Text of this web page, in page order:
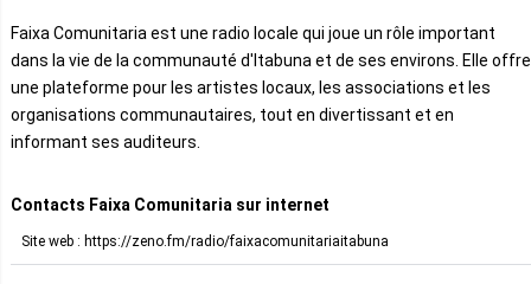
Faixa Comunitaria est une radio locale qui joue un rôle important
dans la vie de la communauté d'Itabuna et de ses environs. Elle offre
une plateforme pour les artistes locaux, les associations et les
organisations communautaires, tout en divertissant et en
informant ses auditeurs.
Contacts Faixa Comunitaria sur internet
Site web : https://zeno.fm/radio/faixacomunitariaitabuna